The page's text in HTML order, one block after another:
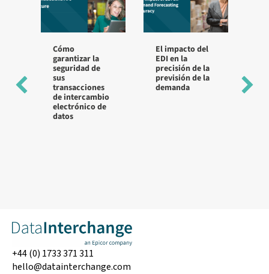
Cómo
garantizar la
seguridad de
sus
transacciones
de intercambio
electrónico de
datos
El impacto del
EDI en la
precisión de la
previsión de la
demanda
+44 (0) 1733 371 311
hello@datainterchange.com